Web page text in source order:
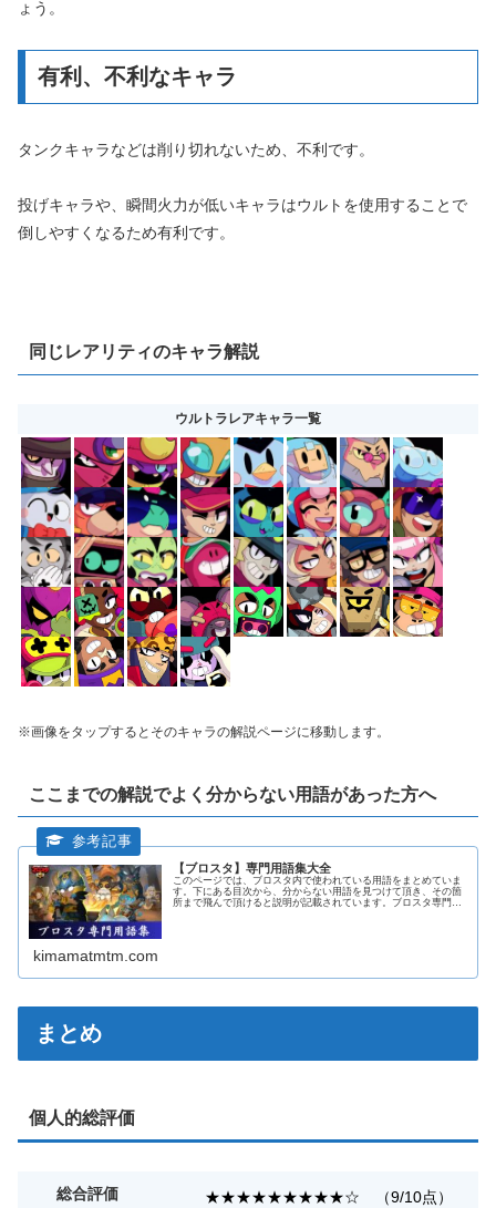
ょう。
有利、不利なキャラ
タンクキャラなどは削り切れないため、不利です。
投げキャラや、瞬間火力が低いキャラはウルトを使用することで
倒しやすくなるため有利です。
同じレアリティのキャラ解説
ウルトラレアキャラ一覧
※画像をタップするとそのキャラの解説ページに移動します。
ここまでの解説でよく分からない用語があった方へ
【ブロスタ】専門用語集大全
このページでは、ブロスタ内で使われている用語をまとめていま
す。下にある目次から、分からない用語を見つけて頂き、その箇
所まで飛んで頂けると説明が記載されています。ブロスタ専門用
kimamatmtm.com
まとめ
個人的総評価
総合評価 ★★★★★★★★★☆ （9/10点）